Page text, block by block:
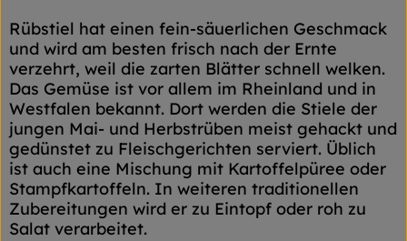
Rübstiel hat einen fein-säuerlichen Geschmack
und wird am besten frisch nach der Ernte
verzehrt, weil die zarten Blätter schnell welken.
Das Gemüse ist vor allem im Rheinland und in
Westfalen bekannt. Dort werden die Stiele der
jungen Mai- und Herbstrüben meist gehackt und
gedünstet zu Fleischgerichten serviert. Üblich
ist auch eine Mischung mit Kartoffelpüree oder
Stampfkartoffeln. In weiteren traditionellen
Zubereitungen wird er zu Eintopf oder roh zu
Salat verarbeitet.